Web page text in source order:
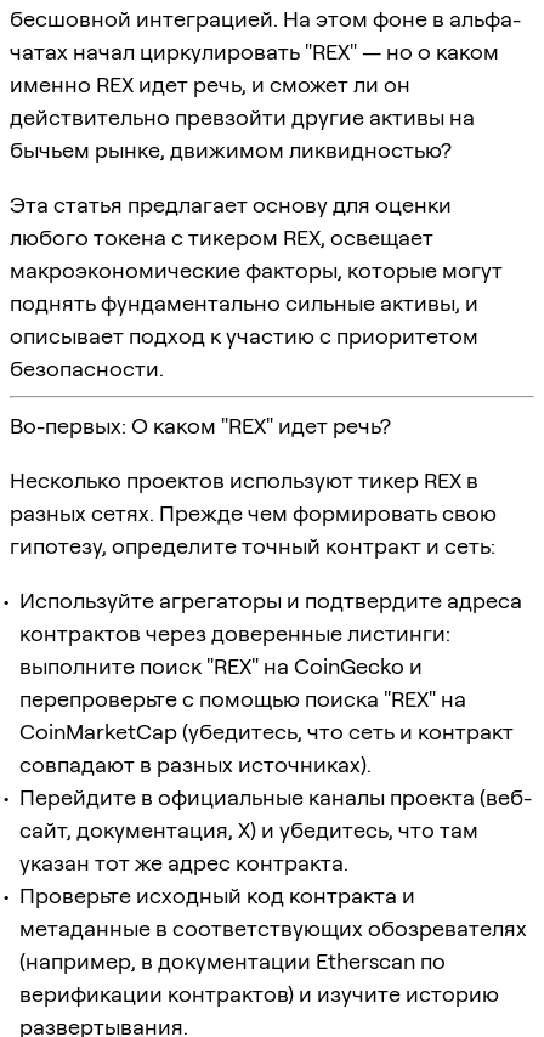
бесшовной интеграцией. На этом фоне в альфа-
чатах начал циркулировать "REX" — но о каком
именно REX идет речь, и сможет ли он
действительно превзойти другие активы на
бычьем рынке, движимом ликвидностью?
Эта статья предлагает основу для оценки
любого токена с тикером REX, освещает
макроэкономические факторы, которые могут
поднять фундаментально сильные активы, и
описывает подход к участию с приоритетом
безопасности.
Во-первых: О каком "REX" идет речь?
Несколько проектов используют тикер REX в
разных сетях. Прежде чем формировать свою
гипотезу, определите точный контракт и сеть:
Используйте агрегаторы и подтвердите адреса
контрактов через доверенные листинги:
выполните поиск "REX" на CoinGecko и
перепроверьте с помощью поиска "REX" на
CoinMarketCap (убедитесь, что сеть и контракт
совпадают в разных источниках).
Перейдите в официальные каналы проекта (веб-
сайт, документация, X) и убедитесь, что там
указан тот же адрес контракта.
Проверьте исходный код контракта и
метаданные в соответствующих обозревателях
(например, в документации Etherscan по
верификации контрактов) и изучите историю
развертывания.